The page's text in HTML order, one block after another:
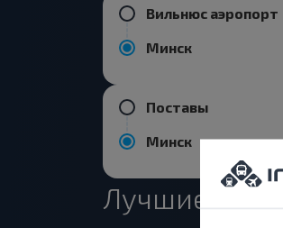
Вильнюс аэропорт
Минск
Поставы
Минск
Лучшие